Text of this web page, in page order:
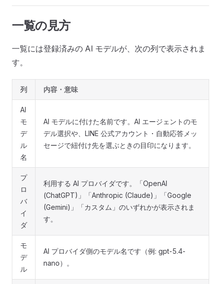
一覧の見方
一覧には登録済みの AI モデルが、次の列で表示されま
す。
列 内容・意味
AI
モ
デ
ル
名
AI モデルに付けた名前です。AI エージェントのモ
デル選択や、LINE 公式アカウント・自動応答メッ
セージで紐付け先を選ぶときの目印になります。
プ
ロ
バ
イ
ダ
利用する AI プロバイダです。「OpenAI
(ChatGPT)」「Anthropic (Claude)」「Google
(Gemini)」「カスタム」のいずれかが表示されま
す。
モ
デ
ル
AI プロバイダ側のモデル名です（例: gpt-5.4-
nano）。